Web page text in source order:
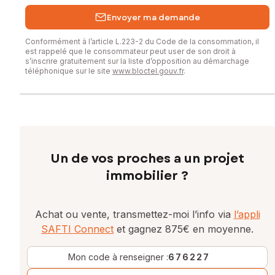
Envoyer ma demande
Conformément à l’article L.223-2 du Code de la consommation, il
est rappelé que le consommateur peut user de son droit à
s’inscrire gratuitement sur la liste d’opposition au démarchage
téléphonique sur le site www.bloctel.gouv.fr.
Un de vos proches a un projet
immobilier ?
Achat ou vente, transmettez-moi l’info via l’appli
SAFTI Connect et gagnez 875€ en moyenne.
Mon code à renseigner :676227